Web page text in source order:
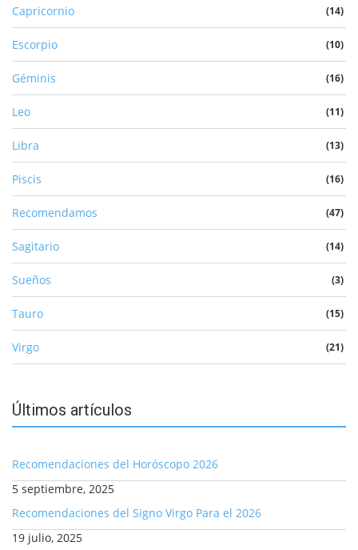
Capricornio (14)
Escorpio (10)
Géminis (16)
Leo (11)
Libra (13)
Piscis (16)
Recomendamos (47)
Sagitario (14)
Sueños (3)
Tauro (15)
Virgo (21)
Últimos artículos
Recomendaciones del Horóscopo 2026
5 septiembre, 2025
Recomendaciones del Signo Virgo Para el 2026
19 julio, 2025